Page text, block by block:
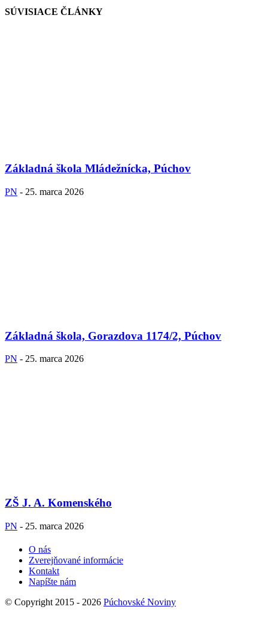
SÚVISIACE ČLÁNKY
Základná škola Mládežnícka, Púchov
PN - 25. marca 2026
Základná škola, Gorazdova 1174/2, Púchov
PN - 25. marca 2026
ZŠ J. A. Komenského
PN - 25. marca 2026
O nás
Zverejňované informácie
Kontakt
Napíšte nám
© Copyright 2015 - 2026 Púchovské Noviny